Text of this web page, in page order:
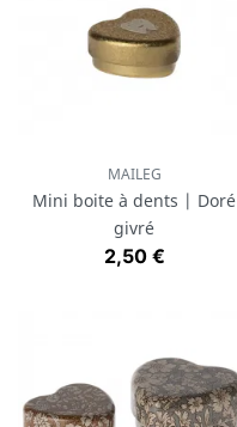
MAILEG
Mini boite à dents | Doré
givré
Prix
2,50 €